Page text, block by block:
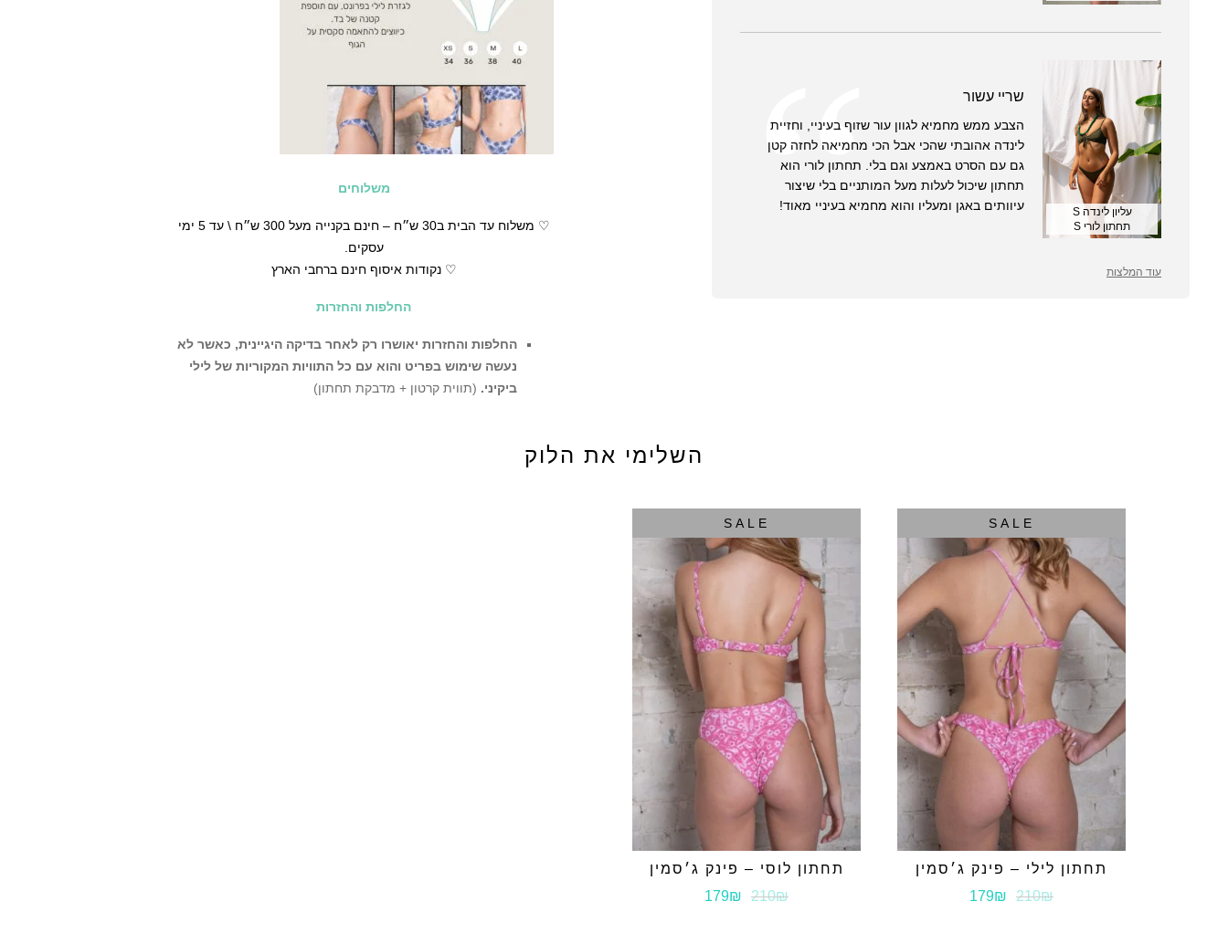
עליון לינדה S
תחתון לורי S
שריי עשור
הצבע ממש מחמיא לגוון עור שזוף בעיניי, וחזיית
לינדה אהובתי שהכי אבל הכי מחמיאה לחזה קטן
גם עם הסרט באמצע וגם בלי. תחתון לורי הוא
תחתון שיכול לעלות מעל המותניים בלי שיצור
עיוותים באגן ומעליו והוא מחמיא בעיניי מאוד!
עוד המלצות
משלוחים
♡ משלוח עד הבית ב30 ש״ח – חינם בקנייה מעל 300 ש״ח \ עד 5 ימי
עסקים.
♡ נקודות איסוף חינם ברחבי הארץ
החלפות והחזרות
החלפות והחזרות יאושרו רק לאחר בדיקה היגיינית, כאשר לא
נעשה שימוש בפריט והוא עם כל התוויות המקוריות של לילי
ביקיני. (תווית קרטון + מדבקת תחתון)
השלימי את הלוק
SALE
תחתון לילי – פינק ג׳סמין
210₪
179₪
SALE
תחתון לוסי – פינק ג׳סמין
210₪
179₪